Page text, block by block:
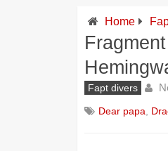
Home
Fapt divers
Dear papa